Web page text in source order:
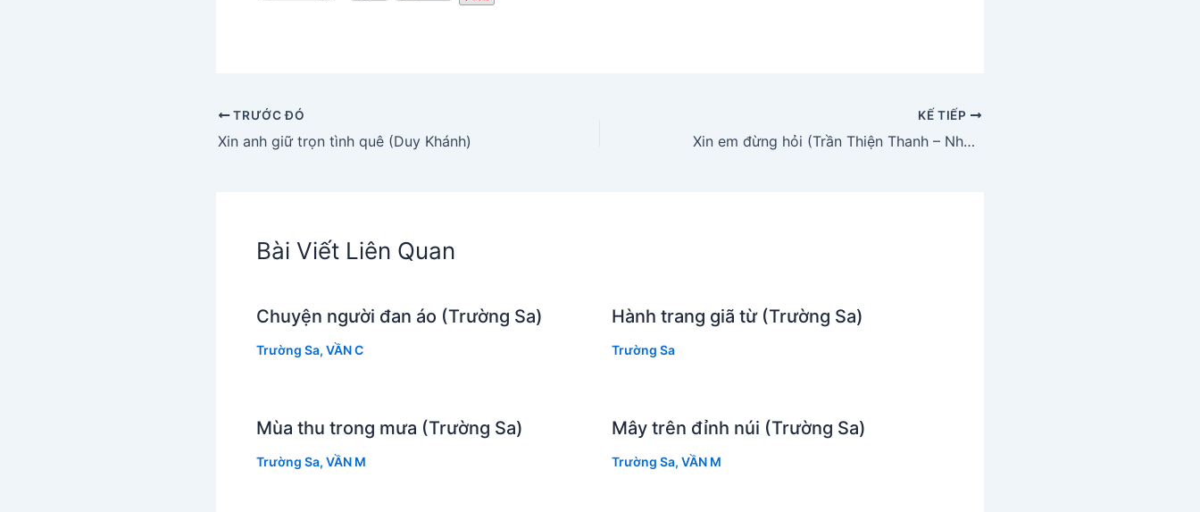
TRƯỚC ĐÓ
Xin anh giữ trọn tình quê (Duy Khánh)
KẾ TIẾP
Xin em đừng hỏi (Trần Thiện Thanh – Nhật Bằng – Đào Duy)
Bài Viết Liên Quan
Chuyện người đan áo (Trường Sa)
Trường Sa, VẦN C
Hành trang giã từ (Trường Sa)
Trường Sa
Mùa thu trong mưa (Trường Sa)
Trường Sa, VẦN M
Mây trên đỉnh núi (Trường Sa)
Trường Sa, VẦN M